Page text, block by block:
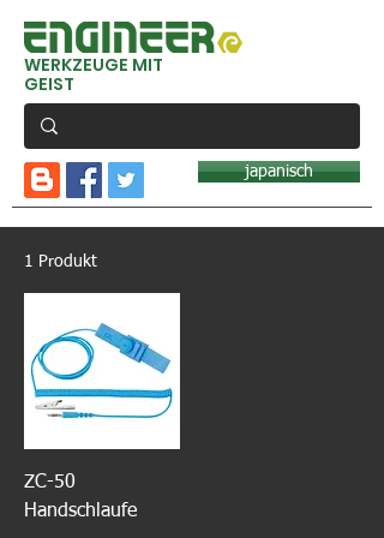
WERKZEUGE MIT
GEIST
japanisch
1 Produkt
ZC-50
Handschlaufe